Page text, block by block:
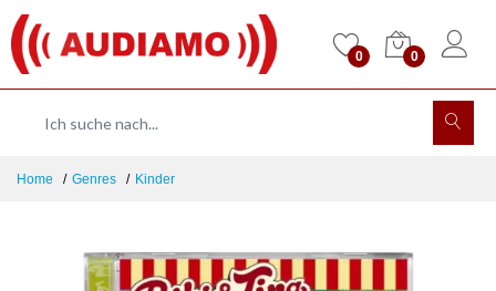
0 0
Home Genres Kinder